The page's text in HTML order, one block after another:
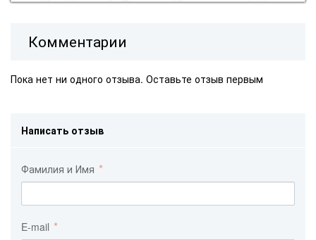
Комментарии
Пока нет ни одного отзыва. Оставьте отзыв первым
Написать отзыв
Фамилия и Имя
E-mail